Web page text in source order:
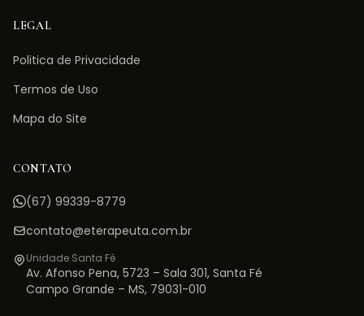
LEGAL
Politica de Privacidade
Termos de Uso
Mapa do Site
CONTATO
(67) 99339-8779
contato@eterapeuta.com.br
Unidade Santa Fé
Av. Afonso Pena, 5723 – Sala 301, Santa Fé
Campo Grande – MS, 79031-010